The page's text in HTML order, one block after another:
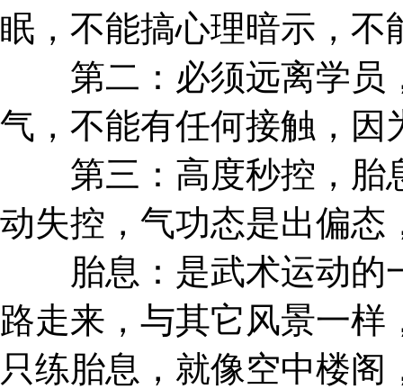
眠，不能搞心理暗示，不
第二：必须远离学员
气，不能有任何接触，因
第三：高度秒控，胎
动失控，气功态是出偏态
胎息：是武术运动的
路走来，与其它风景一
只练胎息，就像空中楼